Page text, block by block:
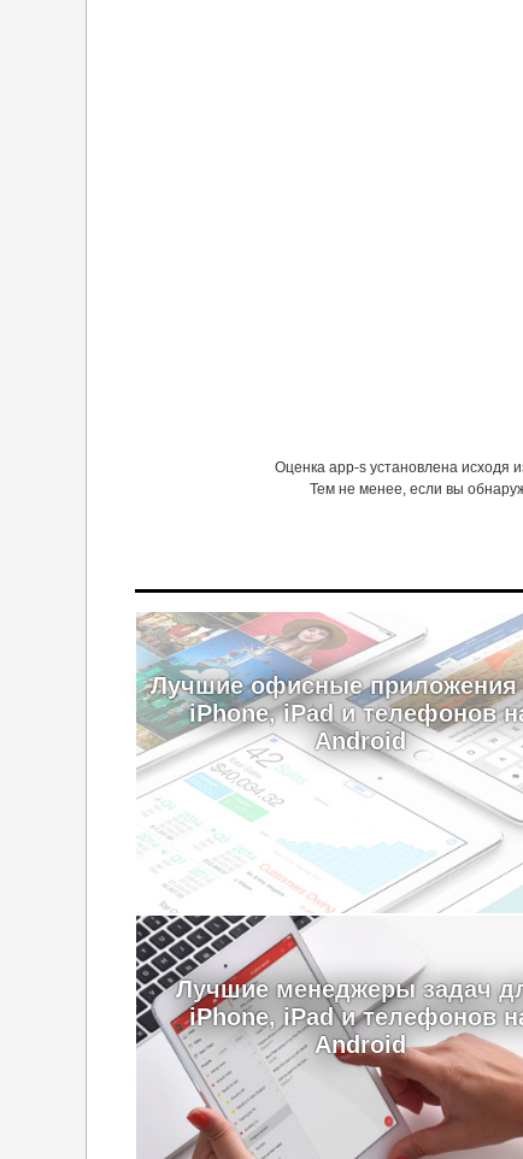
Оценка app-s установлена исходя
Тем не менее, если вы
Лучшие офисные приложения
iPhone, iPad и телефонов
Android
Лучшие менеджеры задач
iPhone, iPad и телефонов
Android